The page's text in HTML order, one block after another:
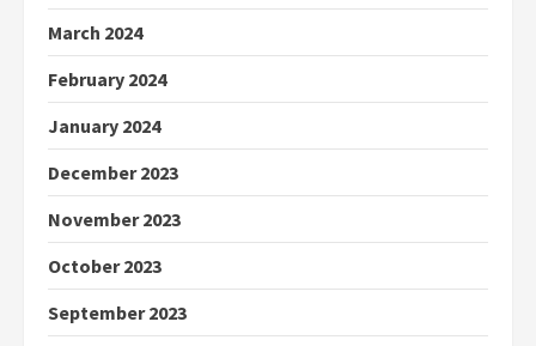
March 2024
February 2024
January 2024
December 2023
November 2023
October 2023
September 2023